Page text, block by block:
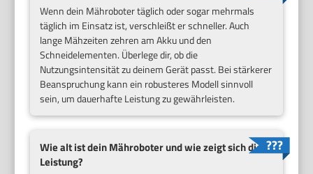
Wenn dein Mähroboter täglich oder sogar mehrmals
täglich im Einsatz ist, verschleißt er schneller. Auch
lange Mähzeiten zehren am Akku und den
Schneidelementen. Überlege dir, ob die
Nutzungsintensität zu deinem Gerät passt. Bei stärkerer
Beanspruchung kann ein robusteres Modell sinnvoll
sein, um dauerhafte Leistung zu gewährleisten.
Wie alt ist dein Mähroboter und wie zeigt sich die
Leistung?